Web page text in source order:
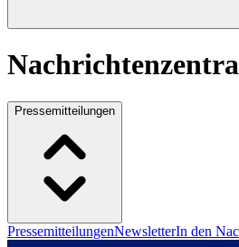
Pressemitteilungen
PressemitteilungenNewsletterIn den